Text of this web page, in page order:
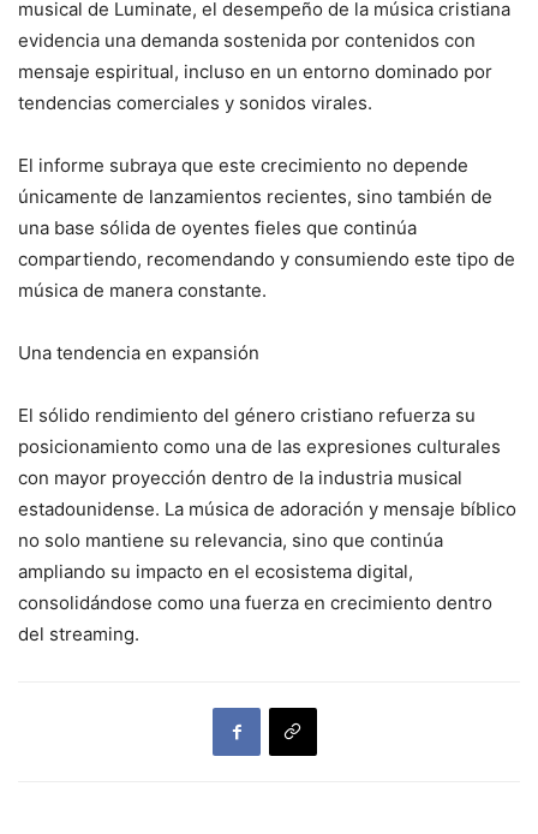
musical de Luminate, el desempeño de la música cristiana
evidencia una demanda sostenida por contenidos con
mensaje espiritual, incluso en un entorno dominado por
tendencias comerciales y sonidos virales.
El informe subraya que este crecimiento no depende
únicamente de lanzamientos recientes, sino también de
una base sólida de oyentes fieles que continúa
compartiendo, recomendando y consumiendo este tipo de
música de manera constante.
Una tendencia en expansión
El sólido rendimiento del género cristiano refuerza su
posicionamiento como una de las expresiones culturales
con mayor proyección dentro de la industria musical
estadounidense. La música de adoración y mensaje bíblico
no solo mantiene su relevancia, sino que continúa
ampliando su impacto en el ecosistema digital,
consolidándose como una fuerza en crecimiento dentro
del streaming.